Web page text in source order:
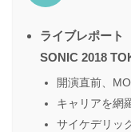
ライブレポー
SONIC 2018
開演直前、
キャリアを網
サイケデリッ